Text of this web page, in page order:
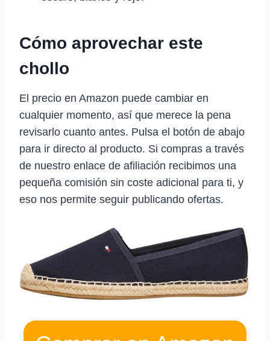
Cómo aprovechar este
chollo
El precio en Amazon puede cambiar en
cualquier momento, así que merece la pena
revisarlo cuanto antes. Pulsa el botón de abajo
para ir directo al producto. Si compras a través
de nuestro enlace de afiliación recibimos una
pequeña comisión sin coste adicional para ti, y
eso nos permite seguir publicando ofertas.